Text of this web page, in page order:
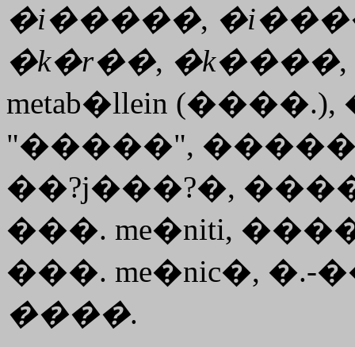
�i�����,
�k�r��, �k����
metab�llein
"�����",
��?j���?�,
���. me�niti,
���. me�nic�, �.-
����.